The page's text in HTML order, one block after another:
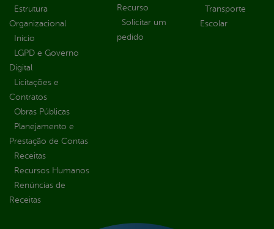
Estrutura
Organizacional
Inicio
LGPD e Governo
Digital
Licitações e
Contratos
Obras Públicas
Planejamento e
Prestação de Contas
Receitas
Recursos Humanos
Renúncias de
Receitas
Recurso
Solicitar um
pedido
Transporte
Escolar